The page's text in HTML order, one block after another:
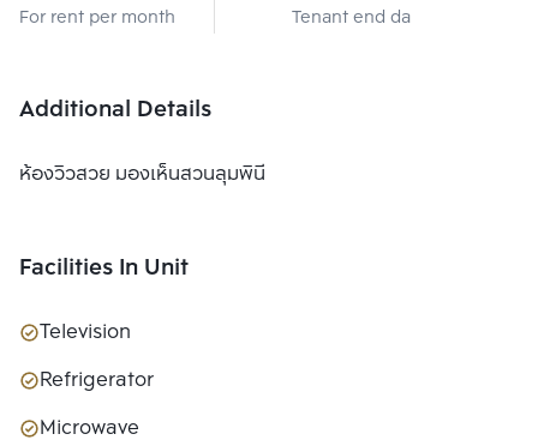
For rent per month Tenant end date
Additional Details
ห้องวิวสวย มองเห็นสวนลุมพินี
Facilities In Unit
Television
Refrigerator
Microwave